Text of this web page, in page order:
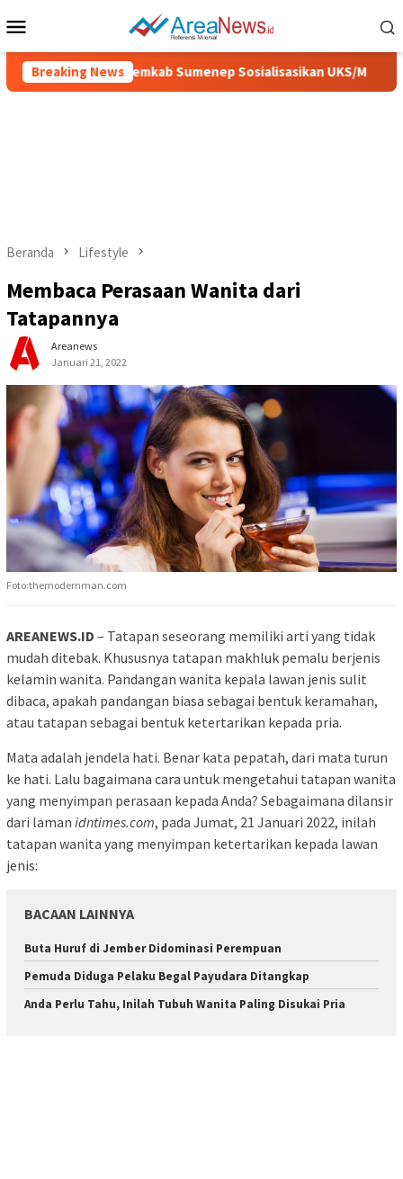
ke
Mobile
Breaking News
Sehat, Pemkab Sumenep Sosialisasikan UKS/M
Beranda Lifestyle
Membaca Perasaan Wanita dari
Tatapannya
Areanews
Januari 21, 2022
Foto:themodernman.com
AREANEWS.ID – Tatapan seseorang memiliki arti yang tidak
mudah ditebak. Khususnya tatapan makhluk pemalu berjenis
kelamin wanita. Pandangan wanita kepala lawan jenis sulit
dibaca, apakah pandangan biasa sebagai bentuk keramahan,
atau tatapan sebagai bentuk ketertarikan kepada pria.
Mata adalah jendela hati. Benar kata pepatah, dari mata turun
ke hati. Lalu bagaimana cara untuk mengetahui tatapan wanita
yang menyimpan perasaan kepada Anda? Sebagaimana dilansir
dari laman idntimes.com, pada Jumat, 21 Januari 2022, inilah
tatapan wanita yang menyimpan ketertarikan kepada lawan
jenis:
BACAAN LAINNYA
Buta Huruf di Jember Didominasi Perempuan
Pemuda Diduga Pelaku Begal Payudara Ditangkap
Anda Perlu Tahu, Inilah Tubuh Wanita Paling Disukai Pria